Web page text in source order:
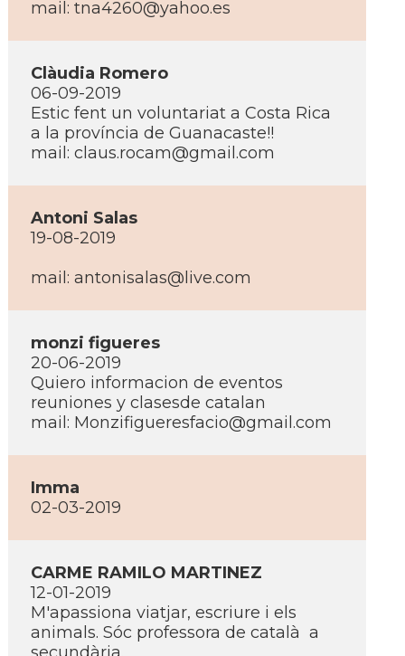
mail: tna4260@yahoo.es
Clàudia Romero
06-09-2019
Estic fent un voluntariat a Costa Rica
a la proví­ncia de Guanacaste!!
mail: claus.rocam@gmail.com
Antoni Salas
19-08-2019
mail: antonisalas@live.com
monzi figueres
20-06-2019
Quiero informacion de eventos
reuniones y clasesde catalan
mail: Monzifigueresfacio@gmail.com
Imma
02-03-2019
CARME RAMILO MARTINEZ
12-01-2019
M'apassiona viatjar, escriure i els
animals. Sóc professora de català a